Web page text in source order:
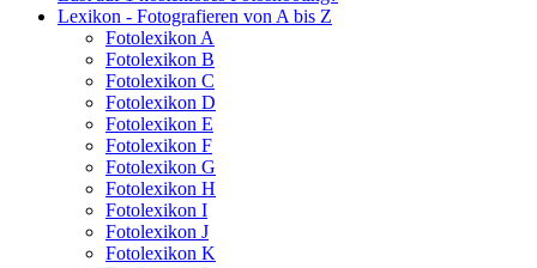
Lexikon - Fotografieren von A bis Z
Fotolexikon A
Fotolexikon B
Fotolexikon C
Fotolexikon D
Fotolexikon E
Fotolexikon F
Fotolexikon G
Fotolexikon H
Fotolexikon I
Fotolexikon J
Fotolexikon K